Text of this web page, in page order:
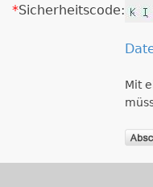
*Sicherheitscode:
Mit